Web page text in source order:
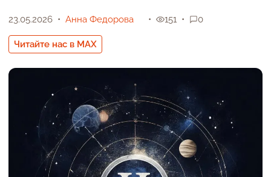
23.05.2026 Анна Федорова
Читайте нас в MAX
151 0